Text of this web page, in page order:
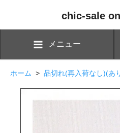
chic-sale
メニュー
ホーム > 品切れ(再入荷なし)(あ